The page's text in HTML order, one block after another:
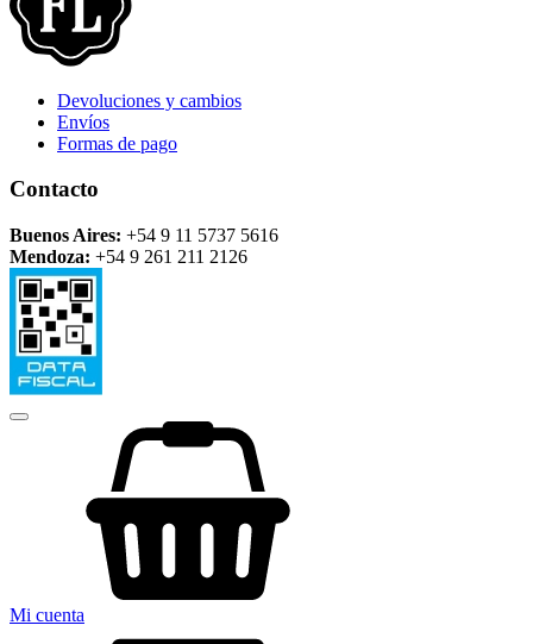
Devoluciones y cambios
Envíos
Formas de pago
Contacto
Buenos Aires: +54 9 11 5737 5616
Mendoza: +54 9 261 211 2126
Mi cuenta